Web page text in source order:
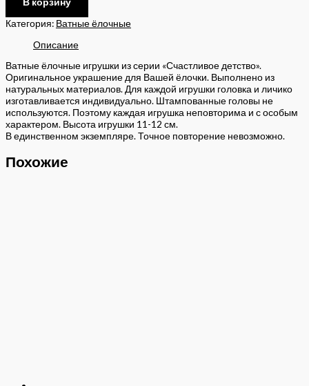
Категория: Ватные ёлочные
Описание
Ватные ёлочные игрушки из серии «Счастливое детство».
Оригинальное украшение для Вашей ёлочки. Выполнено из
натуральных материалов. Для каждой игрушки головка и личико
изготавливается индивидуально. Штампованные головы не
используются. Поэтому каждая игрушка неповторима и с особым
характером. Высота игрушки 11-12 см.
В единственном экземпляре. Точное повторение невозможно.
Похожие